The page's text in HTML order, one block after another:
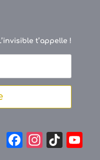
t’appelle !
F
In
Ti